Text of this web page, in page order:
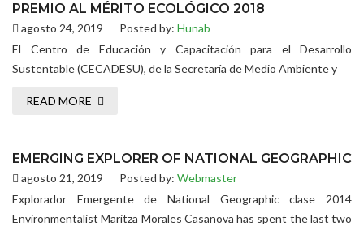
PREMIO AL MÉRITO ECOLÓGICO 2018
agosto 24, 2019 Posted by: Hunab
El Centro de Educación y Capacitación para el Desarrollo
Sustentable (CECADESU), de la Secretaría de Medio Ambiente y
READ MORE
EMERGING EXPLORER OF NATIONAL GEOGRAPHIC
agosto 21, 2019 Posted by: Webmaster
Explorador Emergente de National Geographic clase 2014
Environmentalist Maritza Morales Casanova has spent the last two